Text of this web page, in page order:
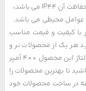
دارای استاندارد IEC 60309-1/2 بوده و درجه حفاظت آن IP44 می باشد،
محیطی می باشد.
و قیمت مناسب
از محصولات نر و
مادگی صنعتی پارس فانال با ما همراه باشید. ولتاژ این محصول 400 آمپر
محصولات را
ساخت محصولات خود